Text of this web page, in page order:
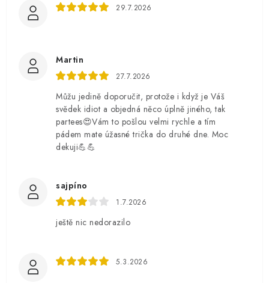
29.7.2026
Martin
27.7.2026
Můžu jedině doporučit, protože i když je Váš
svědek idiot a objedná něco úplně jiného, tak
partees😍Vám to pošlou velmi rychle a tím
pádem mate úžasné trička do druhé dne. Moc
dekuji💪💪
sajpíno
1.7.2026
ještě nic nedorazilo
5.3.2026